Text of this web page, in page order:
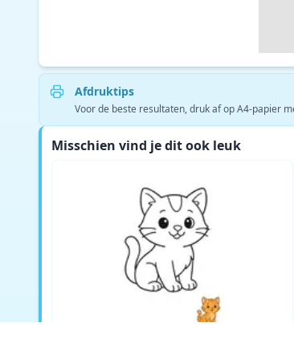
Afdruktips
Voor de beste resultaten, druk af op A4-papier
Misschien vind je dit ook leuk